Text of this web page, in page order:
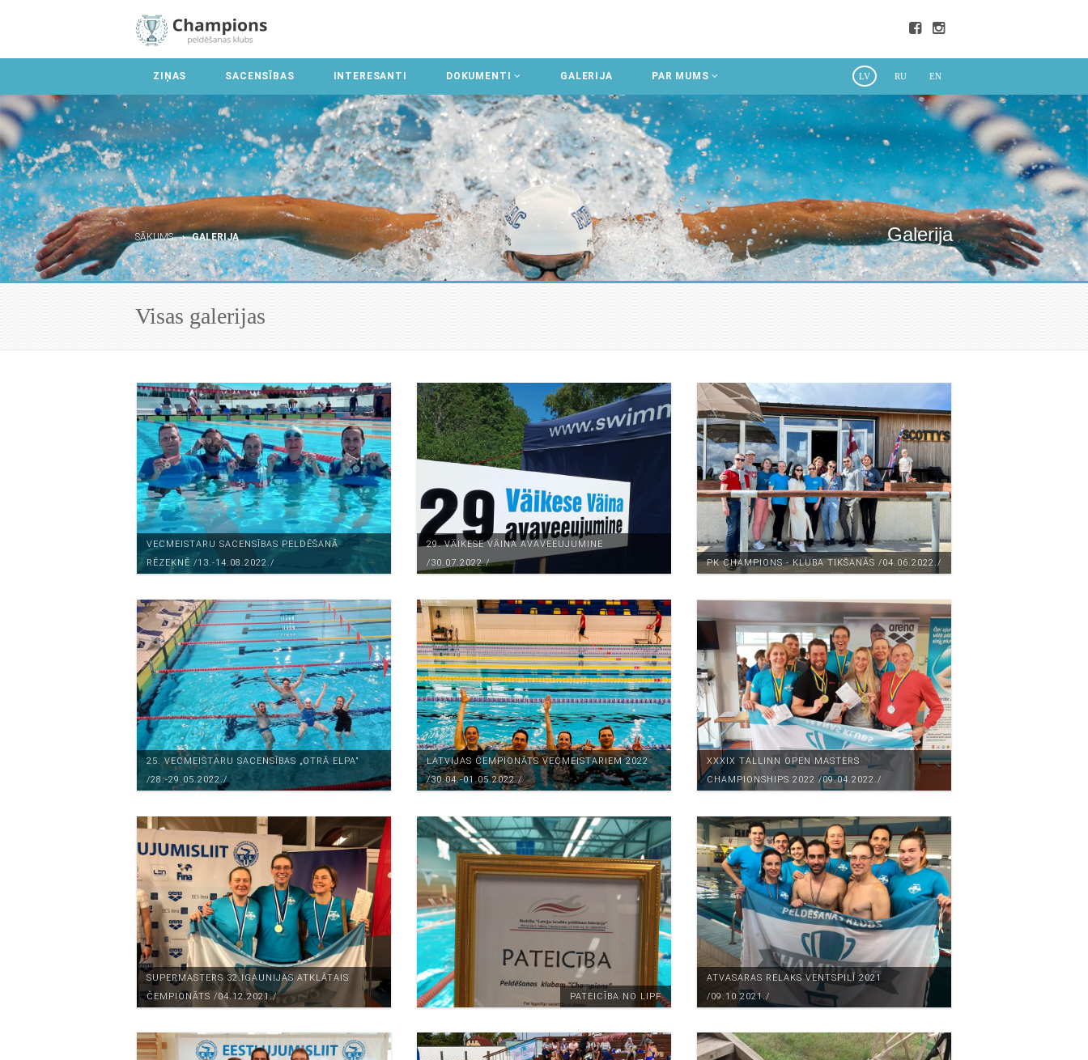
LV RU EN
ZIŅAS SACENSĪBAS INTERESANTI DOKUMENTI GALERIJA PAR MUMS
SĀKUMS GALERIJA Galerija
Visas galerijas
VECMEISTARU SACENSĪBAS PELDĒŠANĀ
RĒZEKNĒ /13.-14.08.2022./
29. VÄIKESE VÄINA AVAVEEUJUMINE
/30.07.2022./
PK CHAMPIONS - KLUBA TIKŠANĀS /04.06.2022./
25. VECMEISTARU SACENSĪBAS „OTRĀ ELPA”
/28.-29.05.2022./
LATVIJAS ČEMPIONĀTS VECMEISTARIEM 2022
/30.04.-01.05.2022./
XXXIX TALLINN OPEN MASTERS
CHAMPIONSHIPS 2022 /09.04.2022./
SUPERMASTERS 32.IGAUNIJAS ATKLĀTAIS
ČEMPIONĀTS /04.12.2021./
PATEICĪBA NO LIPF
ATVASARAS RELAKS VENTSPILĪ 2021
/09.10.2021./